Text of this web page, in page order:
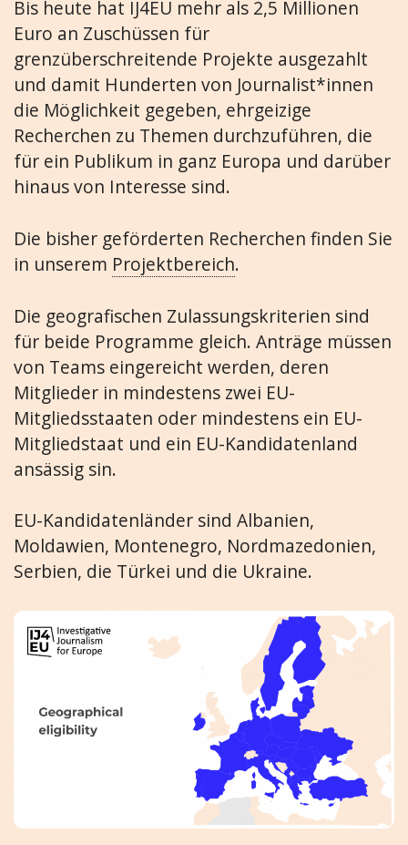
Bis heute hat IJ4EU mehr als 2,5 Millionen
Euro an Zuschüssen für
grenzüberschreitende Projekte ausgezahlt
und damit Hunderten von Journalist*innen
die Möglichkeit gegeben, ehrgeizige
Recherchen zu Themen durchzuführen, die
für ein Publikum in ganz Europa und darüber
hinaus von Interesse sind.
Die bisher geförderten Recherchen finden Sie
in unserem Projektbereich.
Die geografischen Zulassungskriterien sind
für beide Programme gleich. Anträge müssen
von Teams eingereicht werden, deren
Mitglieder in mindestens zwei EU-
Mitgliedsstaaten oder mindestens ein EU-
Mitgliedstaat und ein EU-Kandidatenland
ansässig sin.
EU-Kandidatenländer sind Albanien,
Moldawien, Montenegro, Nordmazedonien,
Serbien, die Türkei und die Ukraine.